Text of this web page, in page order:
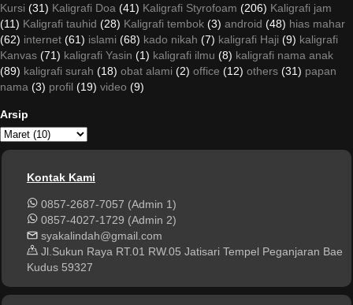
Kursi (31) Kaligrafi Doa (41) Kaligrafi Styrofoam (206) Kaligrafi jam
(11) Kaligrafi tauhid (28) Kaligrafi tembok (3) android (48) hias mahar
(62) internet (61) islami (68) kado nikah (7) kaligrafi Haji (9) kaligrafi
Kanvas (71) kaligrafi Yasin (1) kaligrafi ilmu (8) kaligrafi nama anak
(89) kaligrafi surah (18) obat alami (2) office (12) others (31) papan
nama (3) profil (19) video (9)
Arsip
Kontak Kami
0857-2687-7057 (Admin 1)
0857-4027-1729 (Admin 2)
syakalindah@gmail.com
Jl.Sukun Raya RT.01 RW.05 Jatisari Tempel Peganjaran Bae
Kudus 59327